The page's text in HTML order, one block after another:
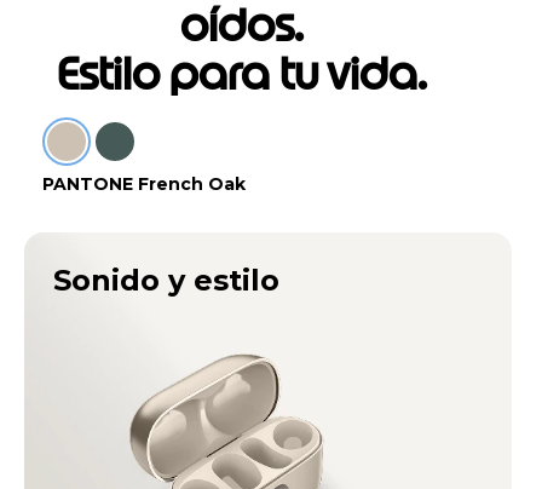
oídos.
Estilo para tu vida.
Sonido y estilo
PANTONE French Oak